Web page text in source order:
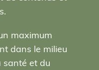
maximum
dans le milieu
santé et du